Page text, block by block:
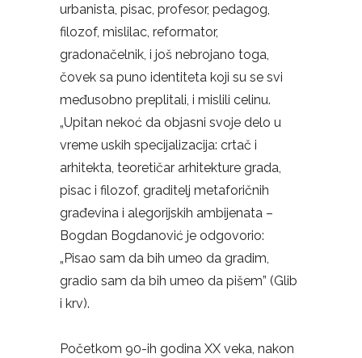
urbanista, pisac, profesor, pedagog,
filozof, mislilac, reformator,
gradonačelnik, i još nebrojano toga,
čovek sa puno identiteta koji su se svi
međusobno preplitali, i mislili celinu.
„Upitan nekoć da objasni svoje delo u
vreme uskih specijalizacija: crtač i
arhitekta, teoretičar arhitekture grada,
pisac i filozof, graditelj metaforičnih
građevina i alegorijskih ambijenata –
Bogdan Bogdanović je odgovorio:
„Pisao sam da bih umeo da gradim,
gradio sam da bih umeo da pišem” (Glib
i krv).
Početkom 90-ih godina XX veka, nakon